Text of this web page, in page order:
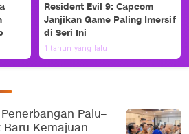
Resident Evil 9: Capcom
Janjikan Game Paling Imersif
di Seri Ini
1 tahun yang lalu
Palu–
Baru Kemajuan